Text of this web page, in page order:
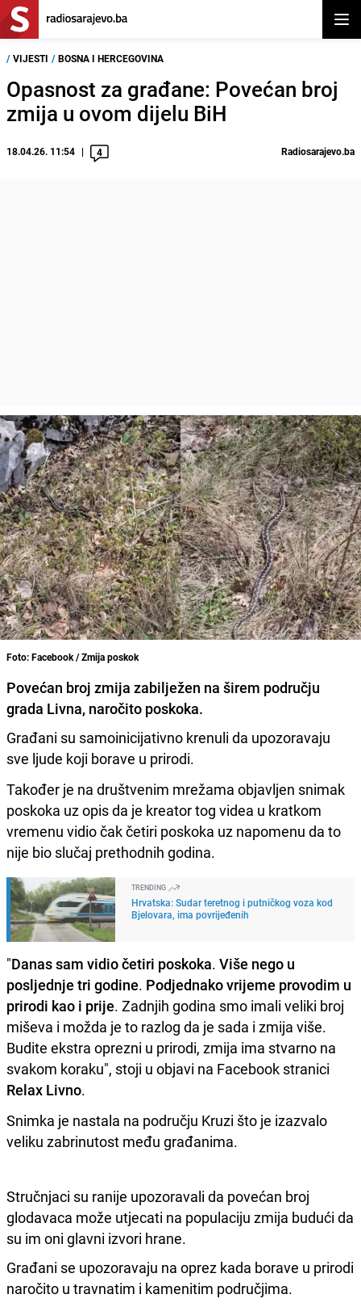
/ VIJESTI / BOSNA I HERCEGOVINA
Opasnost za građane: Povećan broj
zmija u ovom dijelu BiH
18.04.26. 11:54 4 Radiosarajevo.ba
Foto: Facebook / Zmija poskok
Povećan broj zmija zabilježen na širem području
grada Livna, naročito poskoka.
Građani su samoinicijativno krenuli da upozoravaju
sve ljude koji borave u prirodi.
Također je na društvenim mrežama objavljen snimak
poskoka uz opis da je kreator tog videa u kratkom
vremenu vidio čak četiri poskoka uz napomenu da to
nije bio slučaj prethodnih godina.
TRENDING
Hrvatska: Sudar teretnog i putničkog voza kod
Bjelovara, ima povrijeđenih
"Danas sam vidio četiri poskoka. Više nego u
posljednje tri godine. Podjednako vrijeme provodim u
prirodi kao i prije. Zadnjih godina smo imali veliki broj
miševa i možda je to razlog da je sada i zmija više.
Budite ekstra oprezni u prirodi, zmija ima stvarno na
svakom koraku", stoji u objavi na Facebook stranici
Relax Livno.
Snimka je nastala na području Kruzi što je izazvalo
veliku zabrinutost među građanima.
Stručnjaci su ranije upozoravali da povećan broj
glodavaca može utjecati na populaciju zmija budući da
su im oni glavni izvori hrane.
Građani se upozoravaju na oprez kada borave u prirodi
naročito u travnatim i kamenitim područjima.